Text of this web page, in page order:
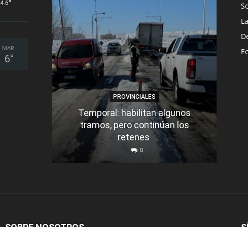
4.6°
MAR
6°
PROVINCIALES
Temporal: habilitan algunos
tramos, pero continúan los
retenes
0